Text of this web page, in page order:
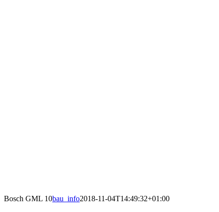
Bosch GML 10bau_info2018-11-04T14:49:32+01:00